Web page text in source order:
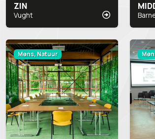
ZIN
Vught
Mens, Natuur